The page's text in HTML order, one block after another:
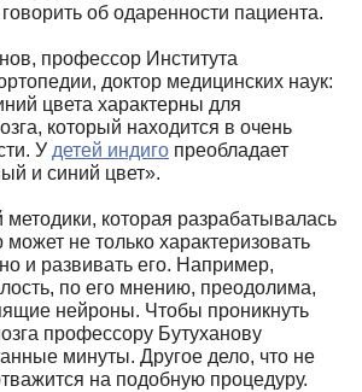
об одаренности пациента.
профессор Института
доктор медицинских наук:
цвета характерны для
который находится в очень
У детей индиго преобладает
и синий цвет».
которая разрабатывалась
не только характеризовать
и развивать его. Например,
по его мнению, преодолима,
нейроны. Чтобы проникнуть
профессору Бутуханову
минуты. Другое дело, что не
на подобную процедуру.